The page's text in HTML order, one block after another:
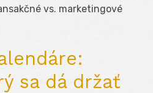
vs. marketingové
sa dá držať